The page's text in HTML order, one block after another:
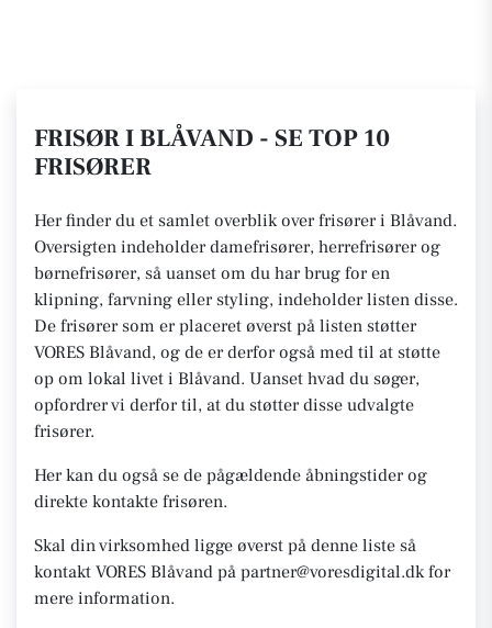
FRISØR I BLÅVAND - SE TOP 10
FRISØRER
Her finder du et samlet overblik over frisører i Blåvand.
Oversigten indeholder damefrisører, herrefrisører og
børnefrisører, så uanset om du har brug for en
klipning, farvning eller styling, indeholder listen disse.
De frisører som er placeret øverst på listen støtter
VORES Blåvand, og de er derfor også med til at støtte
op om lokal livet i Blåvand. Uanset hvad du søger,
opfordrer vi derfor til, at du støtter disse udvalgte
frisører.
Her kan du også se de pågældende åbningstider og
direkte kontakte frisøren.
Skal din virksomhed ligge øverst på denne liste så
kontakt VORES Blåvand på partner@voresdigital.dk for
mere information.